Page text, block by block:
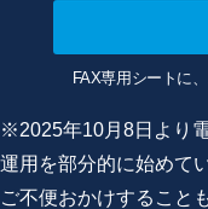
FAX専用シートに
※2025年10月8日より
運用を部分的に始めて
ご不便おかけすること